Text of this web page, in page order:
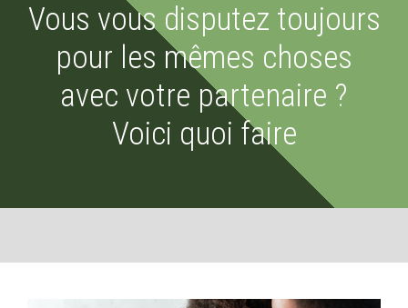
Vous vous disputez toujours
pour les mêmes choses
avec votre partenaire ?
Voici quoi faire